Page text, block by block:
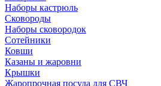
Наборы кастрюль
Сковороды
Наборы сковородок
Сотейники
Ковши
Казаны и жаровни
Крышки
Жаропрочная посуда для СВЧ